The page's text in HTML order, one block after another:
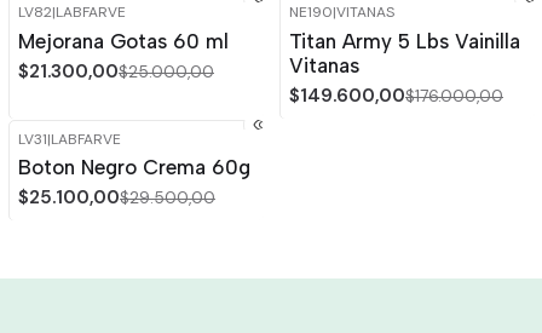
-15%
Agotado
LV82|LABFARVE
Mejorana Gotas 60 ml
$21.300,00$25.000,00
-15%
Agotado
NE190|VITANAS
Titan Army 5 Lbs Vainilla
Vitanas
$149.600,00$176.000,00
-15% OFF
LV31|LABFARVE
Boton Negro Crema 60g
$25.100,00$29.500,00